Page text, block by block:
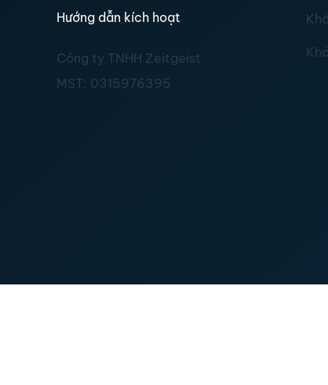
Hướng dẫn kích hoạt
Công ty TNHH Zeitgeist
MST: 0315976395